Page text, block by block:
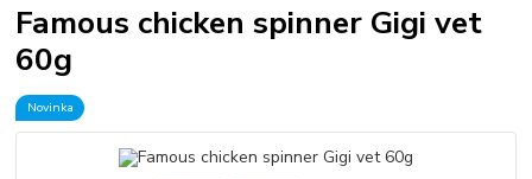
Famous chicken spinner Gigi vet
60g
Novinka